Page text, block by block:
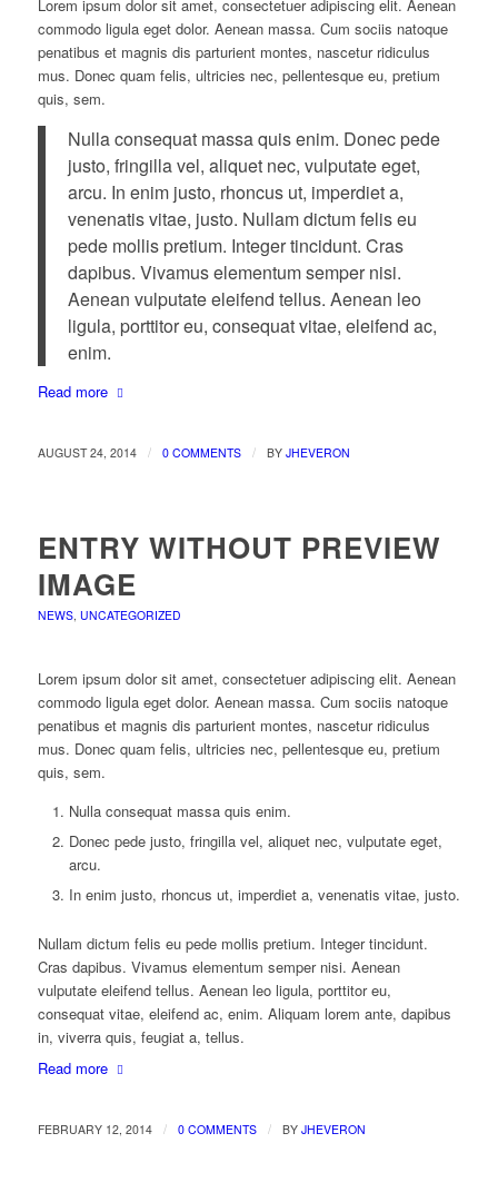
Lorem ipsum dolor sit amet, consectetuer adipiscing elit. Aenean
commodo ligula eget dolor. Aenean massa. Cum sociis natoque
penatibus et magnis dis parturient montes, nascetur ridiculus
mus. Donec quam felis, ultricies nec, pellentesque eu, pretium
quis, sem.
Nulla consequat massa quis enim. Donec pede
justo, fringilla vel, aliquet nec, vulputate eget,
arcu. In enim justo, rhoncus ut, imperdiet a,
venenatis vitae, justo. Nullam dictum felis eu
pede mollis pretium. Integer tincidunt. Cras
dapibus. Vivamus elementum semper nisi.
Aenean vulputate eleifend tellus. Aenean leo
ligula, porttitor eu, consequat vitae, eleifend ac,
enim.
Read more
AUGUST 24, 2014 / 0 COMMENTS / BY JHEVERON
ENTRY WITHOUT PREVIEW
IMAGE
NEWS, UNCATEGORIZED
Lorem ipsum dolor sit amet, consectetuer adipiscing elit. Aenean
commodo ligula eget dolor. Aenean massa. Cum sociis natoque
penatibus et magnis dis parturient montes, nascetur ridiculus
mus. Donec quam felis, ultricies nec, pellentesque eu, pretium
quis, sem.
Nulla consequat massa quis enim.
Donec pede justo, fringilla vel, aliquet nec, vulputate eget,
arcu.
In enim justo, rhoncus ut, imperdiet a, venenatis vitae, justo.
Nullam dictum felis eu pede mollis pretium. Integer tincidunt.
Cras dapibus. Vivamus elementum semper nisi. Aenean
vulputate eleifend tellus. Aenean leo ligula, porttitor eu,
consequat vitae, eleifend ac, enim. Aliquam lorem ante, dapibus
in, viverra quis, feugiat a, tellus.
Read more
FEBRUARY 12, 2014 / 0 COMMENTS / BY JHEVERON